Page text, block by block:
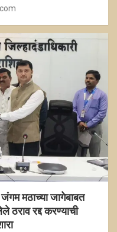
मठाच्या जागेबाबत
रद्द करण्याची